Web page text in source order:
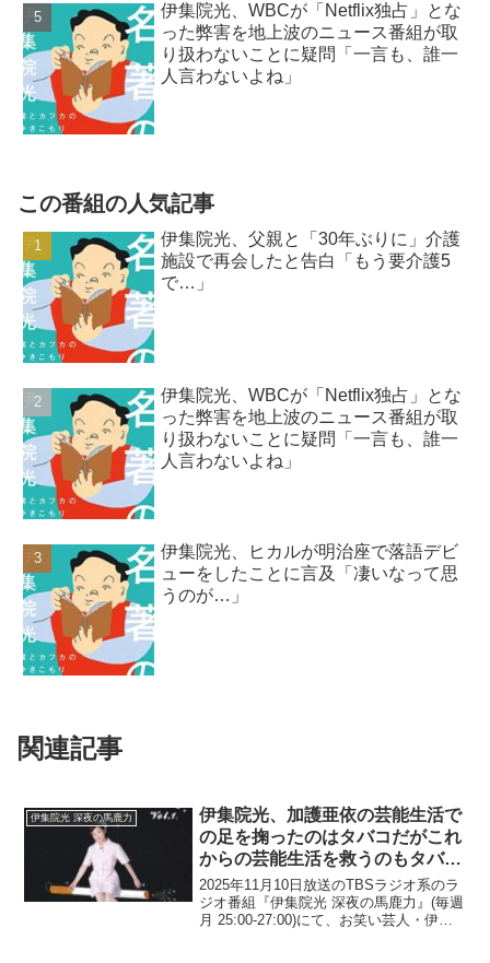
伊集院光、WBCが「Netflix独占」とな
った弊害を地上波のニュース番組が取
り扱わないことに疑問「一言も、誰一
人言わないよね」
この番組の人気記事
伊集院光、父親と「30年ぶりに」介護
施設で再会したと告白「もう要介護5
で…」
伊集院光、WBCが「Netflix独占」とな
った弊害を地上波のニュース番組が取
り扱わないことに疑問「一言も、誰一
人言わないよね」
伊集院光、ヒカルが明治座で落語デビ
ューをしたことに言及「凄いなって思
うのが…」
関連記事
伊集院光 深夜の馬鹿力
伊集院光、加護亜依の芸能生活で
の足を掬ったのはタバコだがこれ
からの芸能生活を救うのもタバコ
というネタに「その話以外をしな
いもんね」
2025年11月10日放送のTBSラジオ系のラ
ジオ番組『伊集院光 深夜の馬鹿力』(毎週
月 25:00-27:00)にて、お笑い芸人・伊集